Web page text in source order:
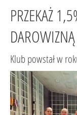
PRZEKAŻ
Klub powstał w